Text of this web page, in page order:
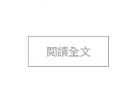
閱讀全文